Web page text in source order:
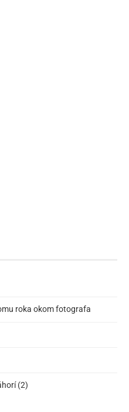
roka okom fotografa
(2)